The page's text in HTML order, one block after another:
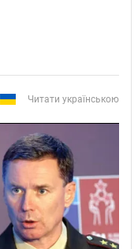
Читати українською